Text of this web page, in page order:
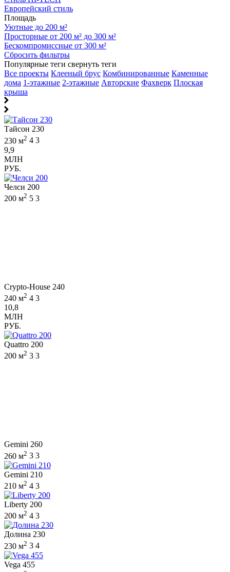
Европейский стиль
Площадь
Уютные до 200 м²
Просторные от 200 м² до 300 м²
Бескомпромиссные от 300 м²
Сбросить фильтры
Популярные теги свернуть теги
Все проекты Клееный брус Комбинированные Каменные
дома 1-этажные 2-этажные Авторские Фахверк Плоская
крыша
Тайсон 230
230 м2 4 3
9,9
МЛН
РУБ.
Челси 200
200 м2 5 3
Crypto-House 240
240 м2 4 3
10,8
МЛН
РУБ.
Quattro 200
200 м2 3 3
Gemini 260
260 м2 3 3
Gemini 210
210 м2 4 3
Liberty 200
200 м2 4 3
Долина 230
230 м2 3 4
Vega 455